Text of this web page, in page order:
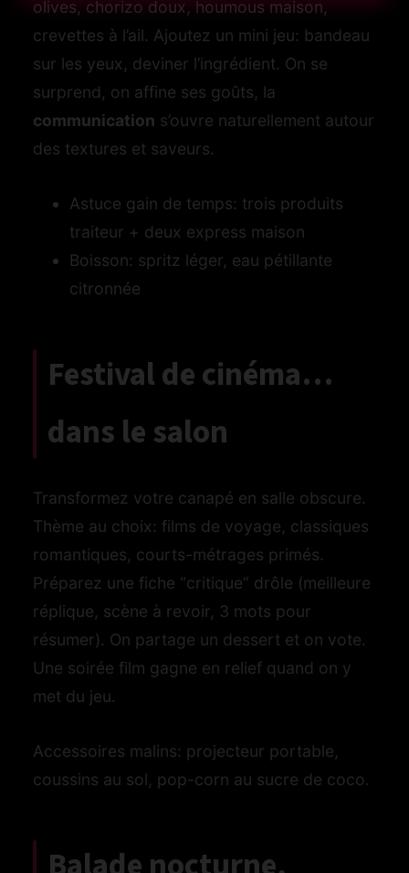
olives, chorizo doux, houmous maison,
crevettes à l’ail. Ajoutez un mini jeu: bandeau
sur les yeux, deviner l’ingrédient. On se
surprend, on affine ses goûts, la
communication s’ouvre naturellement autour
des textures et saveurs.
Astuce gain de temps: trois produits
traiteur + deux express maison
Boisson: spritz léger, eau pétillante
citronnée
Festival de cinéma…
dans le salon
Transformez votre canapé en salle obscure.
Thème au choix: films de voyage, classiques
romantiques, courts-métrages primés.
Préparez une fiche “critique” drôle (meilleure
réplique, scène à revoir, 3 mots pour
résumer). On partage un dessert et on vote.
Une soirée film gagne en relief quand on y
met du jeu.
Accessoires malins: projecteur portable,
coussins au sol, pop-corn au sucre de coco.